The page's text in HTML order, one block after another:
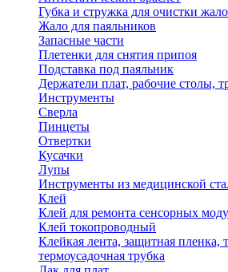
Губка и стружка для очистки жало
Жало для паяльников
Запасные части
Плетенки для снятия припоя
Подставка под паяльник
Держатели плат, рабочие столы,
Инструменты
Сверла
Пинцеты
Отвертки
Кусачки
Лупы
Инструменты из медицинской
Клей
Клей для ремонта сенсорных
Клей токопроводный
Клейкая лента, защитная пленка,
термоусадочная трубка